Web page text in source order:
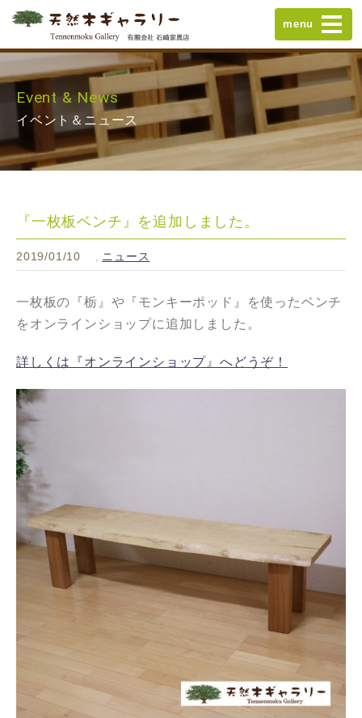
menu
Event & News
イベント＆ニュース
『一枚板ベンチ』を追加しました。
2019/01/10 ニュース
一枚板の『栃』や『モンキーポッド』を使ったベンチ
をオンラインショップに追加しました。
詳しくは『オンラインショップ』へどうぞ！